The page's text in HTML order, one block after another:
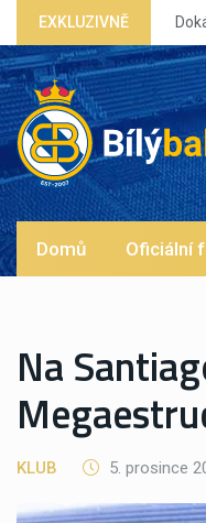
EXKLUZIVNĚ
zkrotit kabinu plnou
Domů Oficiální
Na
KLUB 5. prosince